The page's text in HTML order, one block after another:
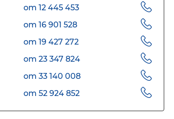
от 12 445 453
от 16 901 528
от 19 427 272
от 23 347 824
от 33 140 008
от 52 924 852